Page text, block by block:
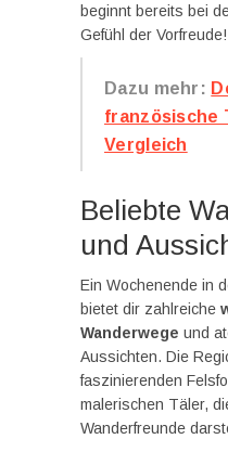
beginnt bereits bei
Gefühl der Vorfreude!
Dazu mehr:
französische
Vergleich
Beliebte
und
Ein Wochenende in
bietet dir zahlreiche
Wanderwege und
Aussichten. Die
faszinierenden
malerischen Täler,
Wanderfreunde